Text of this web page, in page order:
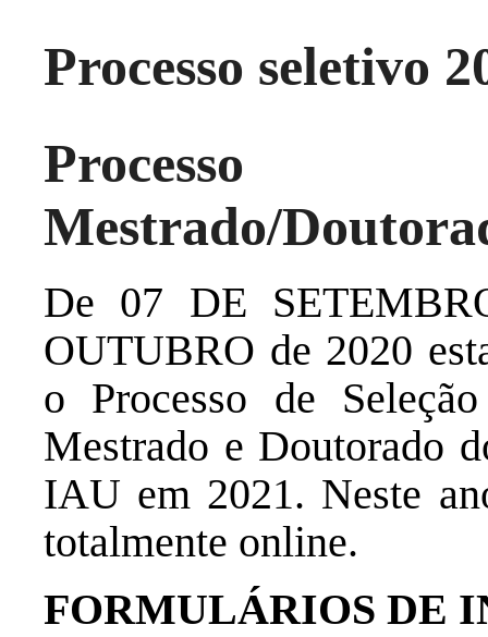
Processo seletivo
Processo
Mestrado/
De 07 DE
OUTUBRO de 2020
o Processo de
Mestrado e Doutorado
IAU em 2021. Neste
totalmente online.
FORMULÁRIOS DE